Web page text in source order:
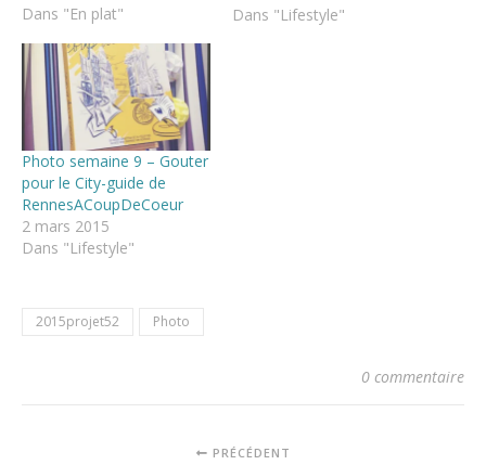
Dans "En plat"
semaine 8 est quasi
Dans "Lifestyle"
Photo semaine 9 – Gouter
pour le City-guide de
RennesACoupDeCoeur
2 mars 2015
Dans "Lifestyle"
2015projet52 Photo
0 commentaire
PRÉCÉDENT